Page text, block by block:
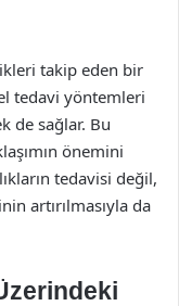
takip eden bir
tedavi yöntemleri
de sağlar. Bu
önemini
tedavisi değil,
artırılmasıyla da